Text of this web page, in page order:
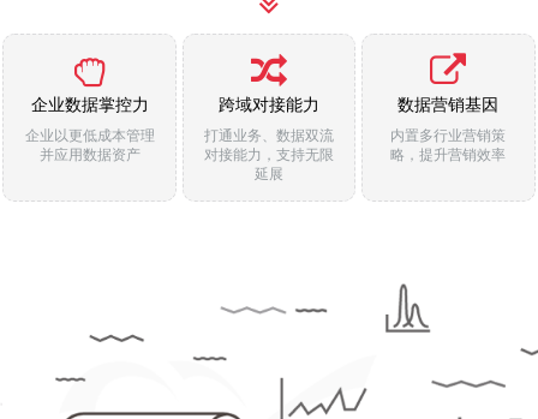
企业数据掌控力
企业以更低成本管理
并应用数据资产
跨域对接能力
打通业务、数据双流
对接能力，支持无限
延展
数据营销基因
内置多行业营销策
略，提升营销效率